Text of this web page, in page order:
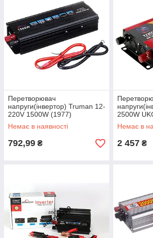
Перетворювач
напруги(інвертор) Truman 12-
220V 1500W (1977)
Немає в наявності
792,99 ₴
2500W
Немає в
2 457 ₴